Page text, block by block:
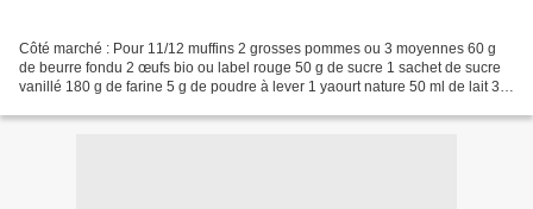
Côté marché : Pour 11/12 muffins 2 grosses pommes ou 3 moyennes 60 g
de beurre fondu 2 œufs bio ou label rouge 50 g de sucre 1 sachet de sucre
vanillé 180 g de farine 5 g de poudre à lever 1 yaourt nature 50 ml de lait 3